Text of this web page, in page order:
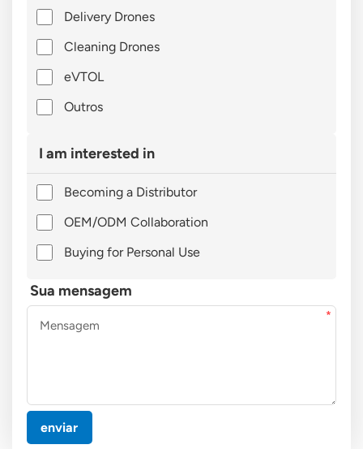
Delivery Drones
Cleaning Drones
eVTOL
Outros
I am interested in
Becoming a Distributor
OEM/ODM Collaboration
Buying for Personal Use
Sua mensagem
enviar